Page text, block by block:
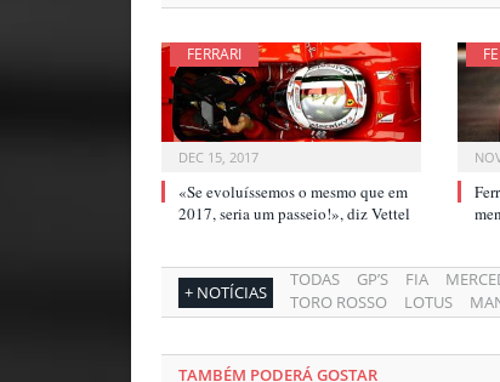
FERRARI
DEC 15, 2017
«Se evoluíssemos o mesmo que em
2017, seria um passeio!», diz Vettel
+ NOTÍCIAS
TODAS GP’S FIA
TORO ROSSO
LOTUS
TAMBÉM PODERÁ GOSTAR